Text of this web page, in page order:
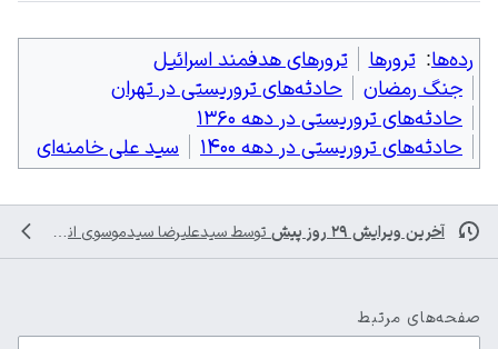
رده‌ها: ترورها
ترورهای هدفمند اسرائیل
جنگ رمضان
حادثه‌های تروریستی در تهران
حادثه‌های تروریستی در دهه ۱۳۶۰
حادثه‌های تروریستی در دهه ۱۴۰۰
سید علی خامنه‌ای
آخرین ویرایش ۲۹ روز پیش توسط سیدعلیرضا سیدموسوی انجام شده است
صفحه‌های مرتبط